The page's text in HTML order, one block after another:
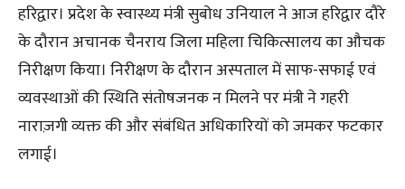
हरिद्वार। प्रदेश के स्वास्थ्य मंत्री सुबोध उनियाल ने आज हरिद्वार दौरे
के दौरान अचानक चैनराय जिला महिला चिकित्सालय का औचक
निरीक्षण किया। निरीक्षण के दौरान अस्पताल में साफ-सफाई एवं
व्यवस्थाओं की स्थिति संतोषजनक न मिलने पर मंत्री ने गहरी
नाराज़गी व्यक्त की और संबंधित अधिकारियों को जमकर फटकार
लगाई।